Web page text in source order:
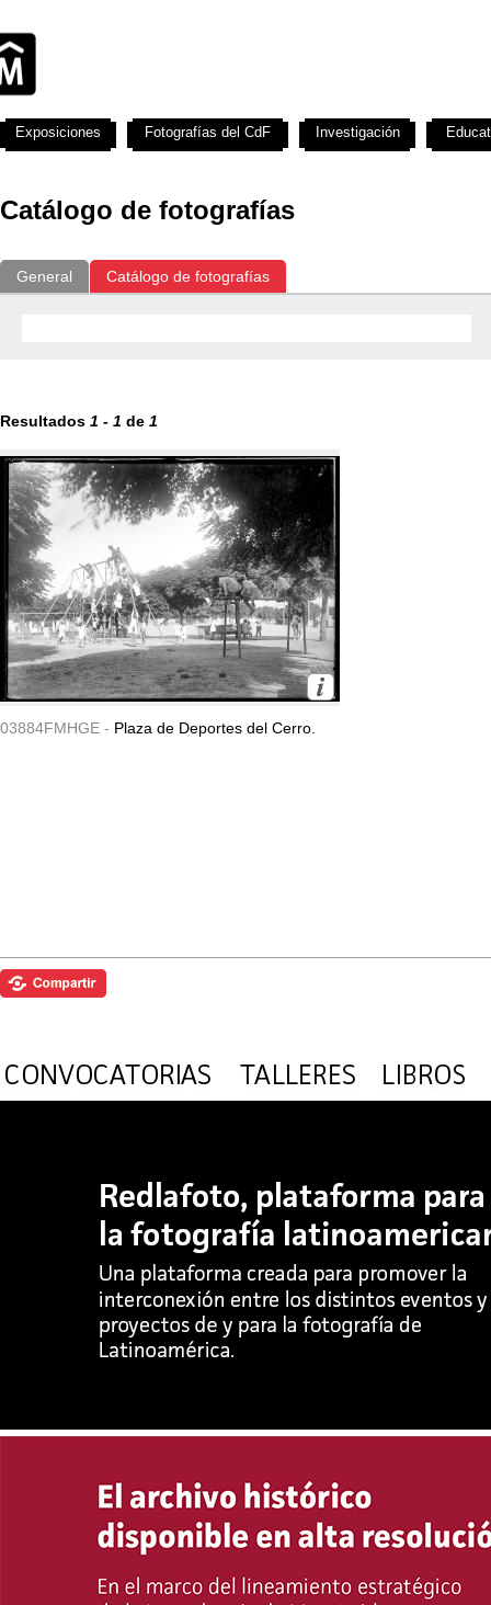
Catálogo de fotografías
General Catálogo de fotografías
Resultados 1 - 1 de 1
03884FMHGE - Plaza de Deportes del Cerro.
Exposiciones Fotografías del CdF Investigación